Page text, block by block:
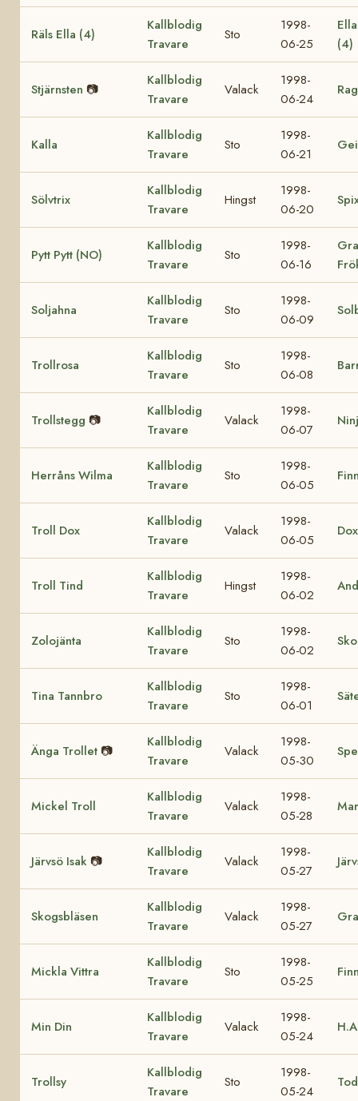
Räls Ella (4)
Kallblodig
Travare
Sto
1998-
06-25
(4)
Stjärnsten 📷
Kallblodig
Travare
Valack
1998-
06-24
Kalla
Kallblodig
Travare
Sto
1998-
06-21
Sölvtrix
Kallblodig
Travare
Hingst
1998-
06-20
Pytt Pytt (NO)
Kallblodig
Travare
Sto
1998-
06-16
Soljahna
Kallblodig
Travare
Sto
1998-
06-09
Trollrosa
Kallblodig
Travare
Sto
1998-
06-08
Trollstegg 📷
Kallblodig
Travare
Valack
1998-
06-07
Herråns Wilma
Kallblodig
Travare
Sto
1998-
06-05
Troll Dox
Kallblodig
Travare
Valack
1998-
06-05
Troll Tind
Kallblodig
Travare
Hingst
1998-
06-02
Zolojänta
Kallblodig
Travare
Sto
1998-
06-02
Tina Tannbro
Kallblodig
Travare
Sto
1998-
06-01
Änga Trollet 📷
Kallblodig
Travare
Valack
1998-
05-30
Mickel Troll
Kallblodig
Travare
Valack
1998-
05-28
Järvsö Isak 📷
Kallblodig
Travare
Valack
1998-
05-27
Skogsbläsen
Kallblodig
Travare
Valack
1998-
05-27
Mickla Vittra
Kallblodig
Travare
Sto
1998-
05-25
Min Din
Kallblodig
Travare
Valack
1998-
05-24
Trollsy
Kallblodig
Travare
Sto
1998-
05-24